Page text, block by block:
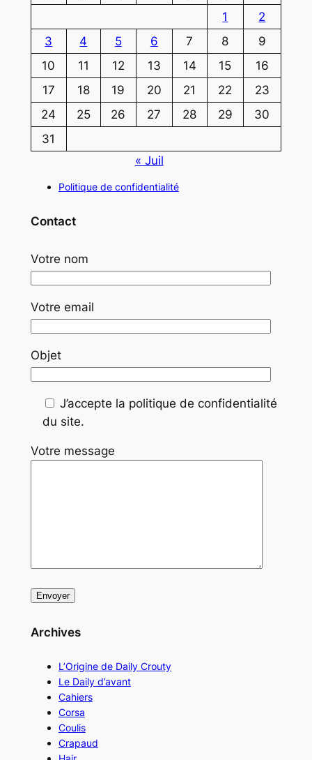
1
2
3
4 5 6 7 8
9
10
11 12 13 14 15
16
17
18 19 20 21 22
23
24
25 26 27 28 29
30
31
« Juil
Politique de confidentialité
Contact
Votre nom
Votre email
Objet
J’accepte la politique de confidentialité
du site.
Votre message
Archives
L’Origine de Daily Crouty
Le Daily d’avant
Cahiers
Corsa
Coulis
Crapaud